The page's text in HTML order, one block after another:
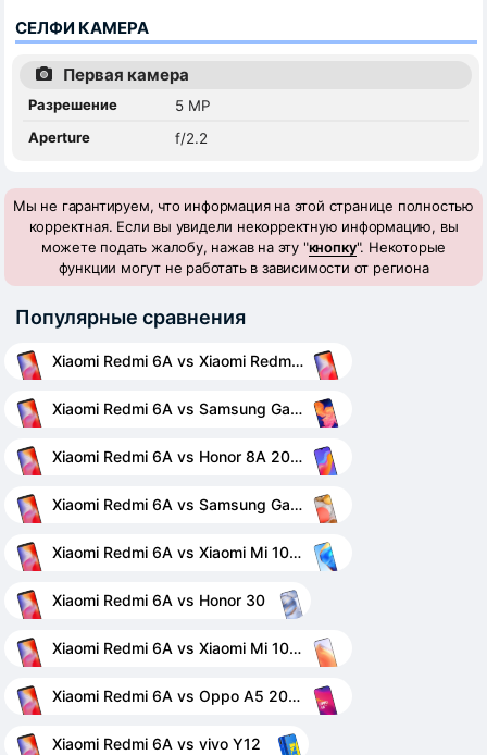
СЕЛФИ КАМЕРА
Первая камера
Разрешение
5 MP
Aperture
f/2.2
Мы не гарантируем, что информация на этой странице полностью
корректная. Если вы увидели некорректную информацию, вы
можете подать жалобу, нажав на эту "кнопку". Некоторые
функции могут не работать в зависимости от региона
Популярные сравнения
Xiaomi Redmi 6A vs Xiaomi Redmi 6
Xiaomi Redmi 6A vs Samsung Galaxy A10
Xiaomi Redmi 6A vs Honor 8A 2020
Xiaomi Redmi 6A vs Samsung Galaxy A42 5G
Xiaomi Redmi 6A vs Xiaomi Mi 10T Pro
Xiaomi Redmi 6A vs Honor 30
Xiaomi Redmi 6A vs Xiaomi Mi 10T 5G
Xiaomi Redmi 6A vs Oppo A5 2020
Xiaomi Redmi 6A vs vivo Y12